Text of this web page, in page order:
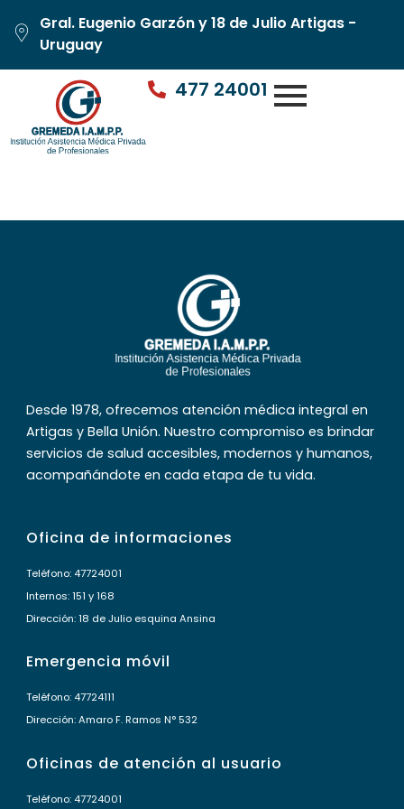
Gral. Eugenio Garzón y 18 de Julio Artigas -
Uruguay
477 24001
Desde 1978, ofrecemos atención médica integral en
Artigas y Bella Unión. Nuestro compromiso es brindar
servicios de salud accesibles, modernos y humanos,
acompañándote en cada etapa de tu vida.
Oficina de informaciones
Teléfono: 47724001
Internos: 151 y 168
Dirección: 18 de Julio esquina Ansina
Emergencia móvil
Teléfono: 47724111
Dirección: Amaro F. Ramos N° 532
Oficinas de atención al usuario
Teléfono: 47724001